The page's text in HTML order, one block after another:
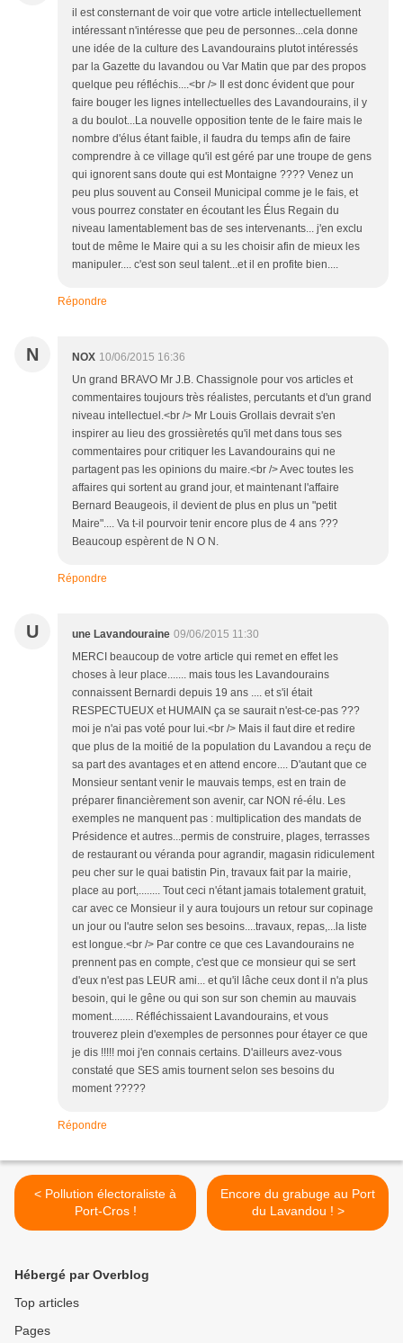
il est consternant de voir que votre article intellectuellement
intéressant n'intéresse que peu de personnes...cela donne
une idée de la culture des Lavandourains plutot intéressés
par la Gazette du lavandou ou Var Matin que par des propos
quelque peu réfléchis....<br /> Il est donc évident que pour
faire bouger les lignes intellectuelles des Lavandourains, il y
a du boulot...La nouvelle opposition tente de le faire mais le
nombre d'élus étant faible, il faudra du temps afin de faire
comprendre à ce village qu'il est géré par une troupe de gens
qui ignorent sans doute qui est Montaigne ???? Venez un
peu plus souvent au Conseil Municipal comme je le fais, et
vous pourrez constater en écoutant les Élus Regain du
niveau lamentablement bas de ses intervenants... j'en exclu
tout de même le Maire qui a su les choisir afin de mieux les
manipuler.... c'est son seul talent...et il en profite bien....
Répondre
N NOX 10/06/2015 16:36
Un grand BRAVO Mr J.B. Chassignole pour vos articles et
commentaires toujours très réalistes, percutants et d'un grand
niveau intellectuel.<br /> Mr Louis Grollais devrait s'en
inspirer au lieu des grossièretés qu'il met dans tous ses
commentaires pour critiquer les Lavandourains qui ne
partagent pas les opinions du maire.<br /> Avec toutes les
affaires qui sortent au grand jour, et maintenant l'affaire
Bernard Beaugeois, il devient de plus en plus un "petit
Maire".... Va t-il pourvoir tenir encore plus de 4 ans ???
Beaucoup espèrent de N O N.
Répondre
U une Lavandouraine 09/06/2015 11:30
MERCI beaucoup de votre article qui remet en effet les
choses à leur place....... mais tous les Lavandourains
connaissent Bernardi depuis 19 ans .... et s'il était
RESPECTUEUX et HUMAIN ça se saurait n'est-ce-pas ???
moi je n'ai pas voté pour lui.<br /> Mais il faut dire et redire
que plus de la moitié de la population du Lavandou a reçu de
sa part des avantages et en attend encore.... D'autant que ce
Monsieur sentant venir le mauvais temps, est en train de
préparer financièrement son avenir, car NON ré-élu. Les
exemples ne manquent pas : multiplication des mandats de
Présidence et autres...permis de construire, plages, terrasses
de restaurant ou véranda pour agrandir, magasin ridiculement
peu cher sur le quai batistin Pin, travaux fait par la mairie,
place au port,........ Tout ceci n'étant jamais totalement gratuit,
car avec ce Monsieur il y aura toujours un retour sur copinage
un jour ou l'autre selon ses besoins....travaux, repas,...la liste
est longue.<br /> Par contre ce que ces Lavandourains ne
prennent pas en compte, c'est que ce monsieur qui se sert
d'eux n'est pas LEUR ami... et qu'il lâche ceux dont il n'a plus
besoin, qui le gêne ou qui son sur son chemin au mauvais
moment........ Réfléchissaient Lavandourains, et vous
trouverez plein d'exemples de personnes pour étayer ce que
je dis !!!!! moi j'en connais certains. D'ailleurs avez-vous
constaté que SES amis tournent selon ses besoins du
moment ?????
Répondre
< Pollution électoraliste à
Port-Cros !
Encore du grabuge au Port
du Lavandou ! >
Hébergé par Overblog
Top articles
Pages